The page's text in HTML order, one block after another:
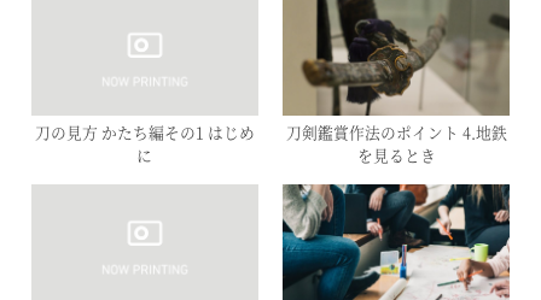
刀の見方 かたち編その1 はじめ
に
刀剣鑑賞作法のポイント 4.地鉄
を見るとき